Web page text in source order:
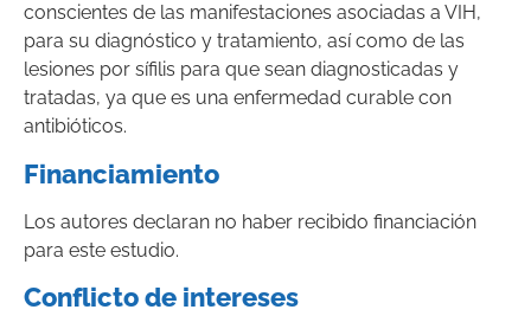
conscientes de las manifestaciones asociadas a VIH,
para su diagnóstico y tratamiento, así como de las
lesiones por sífilis para que sean diagnosticadas y
tratadas, ya que es una enfermedad curable con
antibióticos.
Financiamiento
Los autores declaran no haber recibido financiación
para este estudio.
Conflicto de intereses